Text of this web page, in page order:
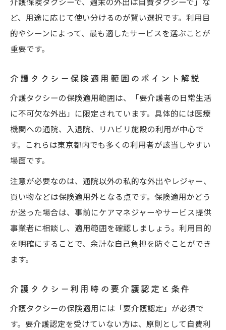
ど、用途に応じて使い分けるのが賢い選択です。利用目
的やシーンによって、最も適したサービスを選ぶことが
重要です。
介護タクシー保険適用範囲のポイント解説
介護タクシーの保険適用範囲は、「要介護者の日常生活
に不可欠な外出」に限定されています。具体的には医療
機関への通院、入退院、リハビリ施設の利用が中心で
す。これらは東京都内でも多くの利用者が該当しやすい
場面です。
注意が必要なのは、通院以外の私的な外出やレジャー、
買い物などは保険適用外となる点です。保険適用かどう
か迷った場合は、事前にケアマネジャーやサービス提供
事業者に相談し、適用範囲を確認しましょう。利用目的
を明確にすることで、余計な自己負担を防ぐことができ
ます。
介護タクシー利用時の要介護認定と条件
介護タクシーの保険適用には「要介護認定」が必須で
す。要介護認定を受けていない方は、原則として自費利